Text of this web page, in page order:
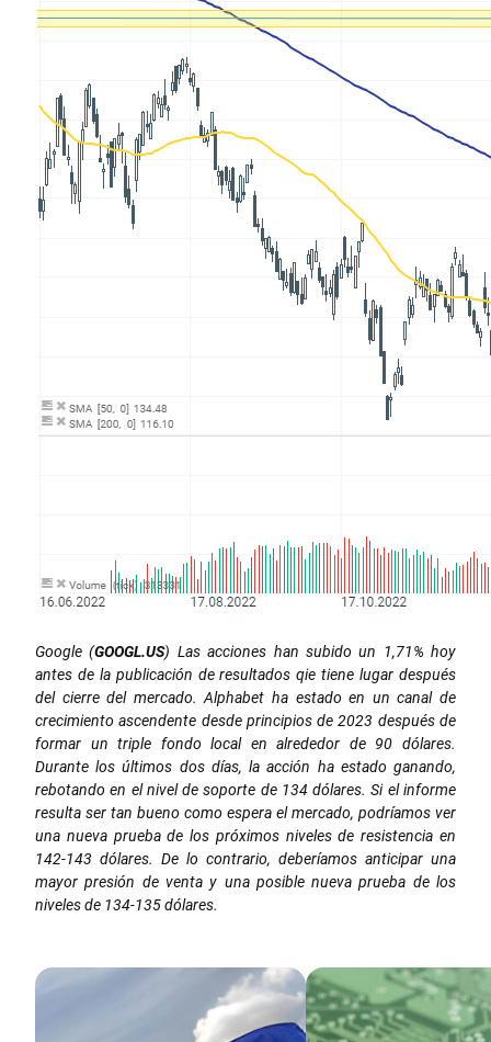
Google (GOOGL.US) Las acciones han subido un 1,71% hoy
antes de la publicación de resultados qie tiene lugar después
del cierre del mercado. Alphabet ha estado en un canal de
crecimiento ascendente desde principios de 2023 después de
formar un triple fondo local en alrededor de 90 dólares.
Durante los últimos dos días, la acción ha estado ganando,
rebotando en el nivel de soporte de 134 dólares. Si el informe
resulta ser tan bueno como espera el mercado, podríamos ver
una nueva prueba de los próximos niveles de resistencia en
142-143 dólares. De lo contrario, deberíamos anticipar una
mayor presión de venta y una posible nueva prueba de los
niveles de 134-135 dólares.